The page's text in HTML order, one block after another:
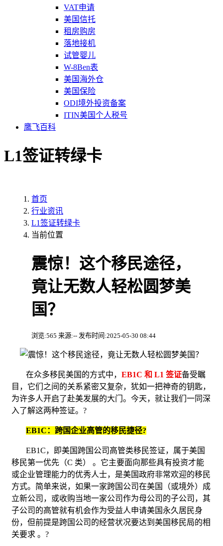
VAT申请
美国信托
租房购房
落地接机
试管婴儿
W-8Ben表
美国海外仓
美国保险
ODI境外投资备案
ITIN美国个人税号
鹰飞百科
L1签证转绿卡
首页
行业资讯
L1签证转绿卡
当前位置
震惊！这个移民途径，
竟让无数人轻松圆梦美
国？
浏览:565 来源:-- 发布时间:2025-05-30 08:44
在众多移民美国的方式中，EB1C和 L1签证备受瞩
目，它们之间的关系紧密又复杂，犹如一把神奇的钥匙，
为许多人开启了赴美发展的大门。今天，就让我们一同深
入了解这两种签证。 ?
EB1C：跨国企业高管的移民捷径?
EB1C，即美国跨国公司高管类移民签证，属于美国
移民第一优先（C 类）
。它主要面向那些具有投资才能
或企业管理能力的优秀人士，是美国政府非常欢迎的移民
方式。简单来说，如果一家跨国公司在美国（或境外）成
立新公司，或收购当地一家公司作为母公司的子公司，其
子公司的高管就有机会作为受益人申请美国永久居民身
份，但前提是跨国公司的经营状况要达到美国移民局的相
关要求 。 ?